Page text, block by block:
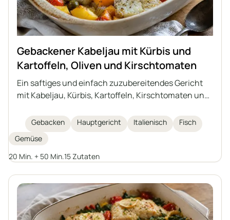
Gebackener Kabeljau mit Kürbis und
Kartoffeln, Oliven und Kirschtomaten
Ein saftiges und einfach zuzubereitendes Gericht
mit Kabeljau, Kürbis, Kartoffeln, Kirschtomaten und
gebacken. Das ideale Gericht für Herbst- und
Wintertage, inspiriert von der italienischen Küche.
Ein Auflauf, der keine separaten Beilagen benötigt,
voller Gemüse und aromatischer Kräuter.
Gebacken Hauptgericht Italienisch
Fisch
Gemüse
20 Min. + 50 Min.15 Zutaten